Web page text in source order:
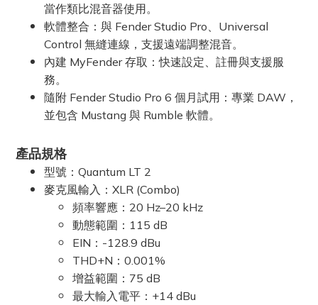
當作類比混音器使用。
軟體整合：與 Fender Studio Pro、Universal
Control 無縫連線，支援遠端調整混音。
內建 MyFender 存取：快速設定、註冊與支援服
務。
隨附 Fender Studio Pro 6 個月試用：專業 DAW，
並包含 Mustang 與 Rumble 軟體。
產品規格
型號：Quantum LT 2
麥克風輸入：XLR (Combo)
頻率響應：20 Hz–20 kHz
動態範圍：115 dB
EIN：-128.9 dBu
THD+N：0.001%
增益範圍：75 dB
最大輸入電平：+14 dBu